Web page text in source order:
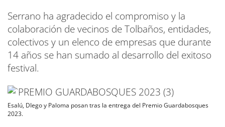
Serrano ha agradecido el compromiso y la
colaboración de vecinos de Tolbaños, entidades,
colectivos y un elenco de empresas que durante
14 años se han sumado al desarrollo del exitoso
festival.
Esalú, DIego y Paloma posan tras la entrega del Premio Guardabosques
2023.